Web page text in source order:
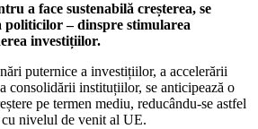
a face sustenabilă creșterea, se
politicilor – dinspre stimularea
investițiilor.
puternice a investițiilor, a accelerării
consolidării instituțiilor, se anticipează o
pe termen mediu, reducându-se astfel
nivelul de venit al UE.